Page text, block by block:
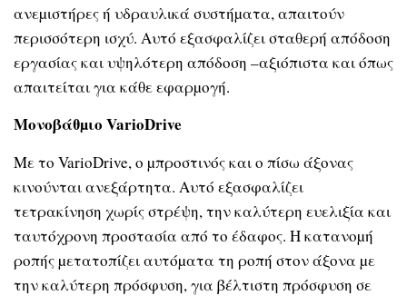
ανεµιστήρες ή υδραυλικά συστήµατα, απαιτούν
περισσότερη ισχύ. Αυτό εξασφαλίζει σταθερή απόδοση
εργασίας και υψηλότερη απόδοση –αξιόπιστα και όπως
απαιτείται για κάθε εφαρµογή.
Μονοβάθµιο VarioDrive
Με το VarioDrive, ο µπροστινός και ο πίσω άξονας
κινούνται ανεξάρτητα. Αυτό εξασφαλίζει
τετρακίνηση χωρίς στρέψη, την καλύτερη ευελιξία και
ταυτόχρονη προστασία από το έδαφος. Η κατανοµή
ροπής µετατοπίζει αυτόµατα τη ροπή στον άξονα µε
την καλύτερη πρόσφυση, για βέλτιστη πρόσφυση σε